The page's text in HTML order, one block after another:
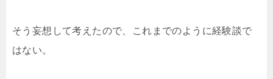
そう妄想して考えたので、これまでのように経験談で
はない。